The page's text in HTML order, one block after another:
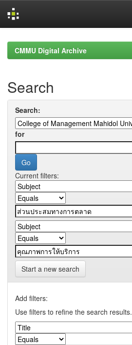
navigationCMMU Digital Archive
Search
Search:
for
Current filters:
Start a new search
Add filters:
Use filters to refine the search results.